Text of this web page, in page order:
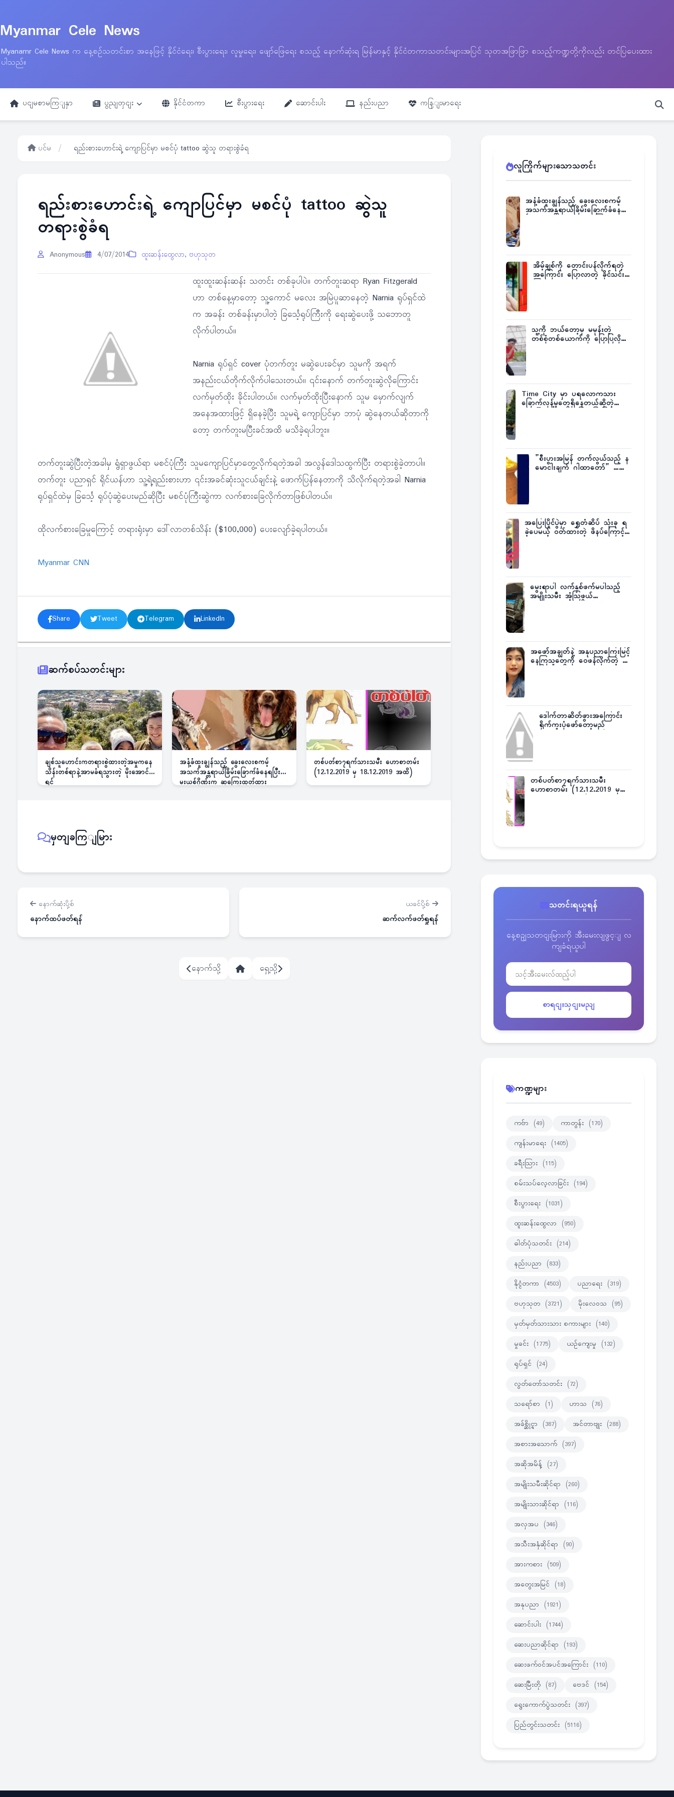
Myanmar Cele News
Myanamr Cele News က နေ့စဉ်သတင်းစာ အနေဖြင့် နိုင်ငံရေး၊ စီးပွားရေး၊ လူမှုရေး၊ ဖျော်ဖြေရေး စသည့် နောက်ဆုံးရ မြန်မာနှင့် နိုင်ငံတကာသတင်းများအပြင် သုတအဖြာဖြာ စသည့်ကဏ္ဍတို့ကိုလည်း တင်ပြပေးထား
ပါသည်။
ပငျမစာမကြျနှာ ပွညျတှငျး နိုင်ငံတကာ စီးပွားရေး ဆောင်းပါး နည်းပညာ ကနြျးမာရေး
ပင်မ / ရည်းစားဟောင်းရဲ့ ကျောပြင်မှာ မစင်ပုံ tattoo ဆွဲသူ တရားစွဲခံရ
ရည်းစားဟောင်းရဲ့ ကျောပြင်မှာ မစင်ပုံ tattoo ဆွဲသူ
တရားစွဲခံရ
Anonymous 4/07/2014 ထူးဆန်းထွေလာ, ဗဟုသုတ
ထူးထူးဆန်းဆန်း သတင်း တစ်ခုပါပဲ။ တက်တူးဆရာ Ryan Fitzgerald
ဟာ တစ်နေ့မှာတော့ သူ့ကောင် မလေး အမြဲပူဆာနေတဲ့ Narnia ရုပ်ရှင်ထဲ
က အခန်း တစ်ခန်းမှာပါတဲ့ ခြင်္သေ့ရုပ်ကြီးကို ရေးဆွဲပေးဖို့ သဘောတူ
လိုက်ပါတယ်။
Narnia ရုပ်ရှင် cover ပုံတက်တူး မဆွဲပေးခင်မှာ သူမကို အရက်
အနည်းငယ်တိုက်လိုက်ပါသေးတယ်။ ၎င်းနောက် တက်တူးဆွဲလိုကြောင်း
လက်မှတ်ထိုး ခိုင်းပါတယ်။ လက်မှတ်ထိုးပြီးနောက် သူမ မှောက်လျက်
အနေအထားဖြင့် ရှိနေခဲ့ပြီး သူမရဲ့ ကျောပြင်မှာ ဘာပုံ ဆွဲနေတယ်ဆိုတာကို
တော့ တက်တူးမပြီးခင်အထိ မသိခဲ့ရပါဘူး။
တက်တူးဆွဲပြီးတဲ့အခါမှ ရွံရှာဖွယ်ရာ မစင်ပုံကြီး သူမကျောပြင်မှာတွေ့လိုက်ရတဲ့အခါ အလွန်ဒေါသထွက်ပြီး တရားစွဲခဲ့တာပါ။
တက်တူး ပညာရှင် ရိုင်ယန်ဟာ သူ့ရဲ့ရည်းစားဟာ ၎င်းအခင်ဆုံးသူငယ်ချင်းနဲ့ ဖောက်ပြန်နေတာကို သိလိုက်ရတဲ့အခါ Narnia
ရုပ်ရှင်ထဲမှ ခြင်္သေ့ ရုပ်ပုံဆွဲပေးမည်ဆိုပြီး မစင်ပုံကြီးဆွဲကာ လက်စားခြေလိုက်တာဖြစ်ပါတယ်။
ထိုလက်စားခြေမှုကြောင့် တရားရုံးမှာ ဒေါ်လာတစ်သိန်း ($100,000) ပေးလျော်ခဲ့ရပါတယ်။
Myanmar CNN
Share Tweet Telegram LinkedIn
ဆက်စပ်သတင်းများ
ချစ်သူဟောင်းကတရားစွဲထားတဲ့အမှုကနေ
သိန်းတစ်ရာနဲ့အာမခံရသွားတဲ့ မိုးအောင်
ရင်
အနံ့ခံထူးချွန်သည့် ခွေးလေးစကမ့်
အသက်အန္တရာယ်ခြိမ်းခြောက်ခံနေရပြီး
မူးယစ်ဂိုဏ်းက ဆုကြေးထုတ်ထား
တစ်ပတ်စာ၇ရက်သားသမီး ဟောစာတမ်း
(12.12.2019 မှ 18.12.2019 အထိ)
မှတျခကြျမြား
နောက်ဆုံးပို့စ်
နောက်ထပ်ဖတ်ရန်
ယခင်ပို့စ်
ဆက်လက်ဖတ်ရှုရန်
နောက်သို့ ရှေ့သို့
လူကြိုက်များသောသတင်း
အနံ့ခံထူးချွန်သည့် ခွေးလေးစကမ့်
အသက်အန္တရာယ်ခြိမ်းခြောက်ခံနေရ
အိမ့်ချစ်ကို တောင်းပန်လိုက်ရတဲ့
အကြောင်း ပြောလာတဲ့ ခိုင်သင်း
သူ့ကို ဘယ်တော့မှ မမုန်းတဲ့
တစ်စုံတစ်ယောက်ကို ပြောပြလိုက်
Time City မှာ ပရလောကသား
ခြောက်လှန့်မှုတွေရှိနေတယ်ဆိုတဲ့
”စီးပွားအမြန် တက်လွယ်သည့် န
မောငါးချက် ဂါထာတော်” ……
အပြေးပြိုင်ပွဲမှာ ရွှေတံဆိပ် သုံးခု ရ
ခဲ့ပေမယ့် ဝတ်ထားတဲ့ ဖိနပ်ကြောင့်
မွေးရာပါ လက်နှစ်ဖက်မပါသည့်
အမျိုးသမီး အံ့သြဖွယ်
အဖော်အချွတ်နဲ့ အနုပညာကြေးမြင့်
နေကြသူတွေကို ဝေဖန်လိုက်တဲ့ သ
ဒေါက်တာဆိတ်ဖွားအကြောင်း
ရိုက်ကူးပုံဖော်တော့မည်
တစ်ပတ်စာ၇ရက်သားသမီး
ဟောစာတမ်း (12.12.2019 မှ
သတင်းရယူရန်
နေ့စဥျသတငျးမြားကို အီးမေးလျဖွင့ျ လ
ကျခံရယူပါ
စာရငျးသှငျးမညျ
ကဏ္ဍများ
ကဗ်ာ (49) ကာတွန်း (170)
ကျန်းမာရေး (1405)
ခရီးသြား (115)
စမ်းသပ်လေ့လာခြင်း (194)
စီးပွားရေး (1031)
ထူးဆန်းထွေလာ (950)
ဓါတ်ပုံသတင်း (214)
နည်းပညာ (833)
နိုင္ငံတကာ (4503) ပညာရေး (319)
ဗဟုသုတ (3721) မိုးလေဝသ (95)
မှတ်မှတ်သားသား စကားများ (140)
မှုခင်း (1775) ယဉ်ကျေးမှု (132)
ရုပ်ရှင် (24)
လွတ်တော်သတင်း (72)
သရော်စာ (1) ဟာသ (76)
အခ်စ္ဆိုင္ရာ (387) အင်တာဗျုး (288)
အစားအသောက် (397)
အဆိုအမိန့် (27)
အမျိုးသမီးဆိုင်ရာ (260)
အမျိုးသားဆိုင်ရာ (116)
အလှအပ (346)
အသီးအနှံဆိုင်ရာ (90)
အားကစား (509)
အတွေးအမြင် (18)
အနုပညာ (1921)
ဆောင်းပါး (1744)
ဆေးပညာဆိုင်ရာ (193)
ဆေးဖက်ဝင်အပင်အကြောင်း (110)
ဆေးမြီးတို (87) ဗေဒင် (154)
ရွေးကောက်ပွဲသတင်း (397)
ပြည်တွင်းသတင်း (5116)